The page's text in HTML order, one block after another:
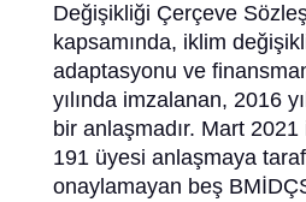
Değişikliği Çerçeve
kapsamında, iklim
adaptasyonu ve
yılında imzalanan, 2016
bir anlaşmadır. Mart
191 üyesi anlaşmaya
onaylamayan beş